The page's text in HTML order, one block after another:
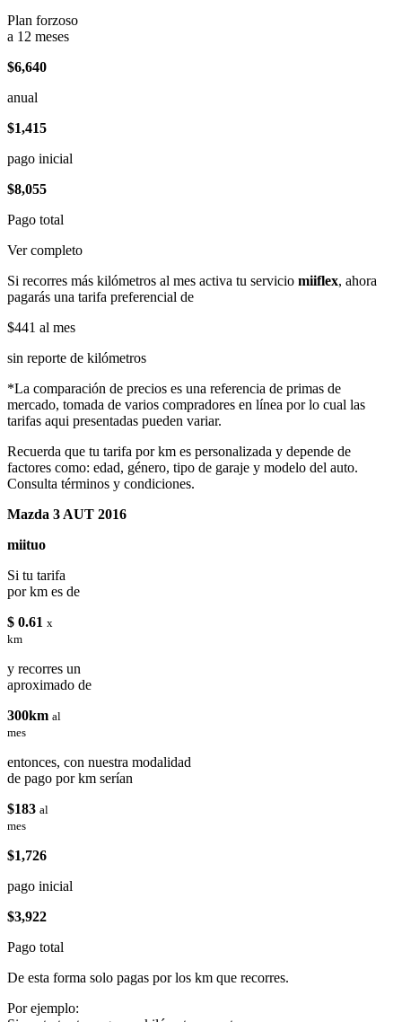
Plan forzoso
a 12 meses
$6,640
anual
$1,415
pago inicial
$8,055
Pago total
Ver completo
Si recorres más kilómetros al mes activa tu servicio miiflex, ahora
pagarás una tarifa preferencial de
$441 al mes
sin reporte de kilómetros
*La comparación de precios es una referencia de primas de
mercado, tomada de varios compradores en línea por lo cual las
tarifas aqui presentadas pueden variar.
Recuerda que tu tarifa por km es personalizada y depende de
factores como: edad, género, tipo de garaje y modelo del auto.
Consulta términos y condiciones.
Mazda 3 AUT 2016
miituo
Si tu tarifa
por km es de
$ 0.61 x
km
y recorres un
aproximado de
300km al
mes
entonces, con nuestra modalidad
de pago por km serían
$183 al
mes
$1,726
pago inicial
$3,922
Pago total
De esta forma solo pagas por los km que recorres.
Por ejemplo: